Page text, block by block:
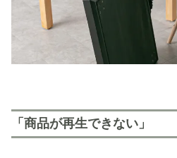
「商品が再生できない」